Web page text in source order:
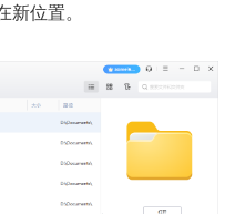
新位置。